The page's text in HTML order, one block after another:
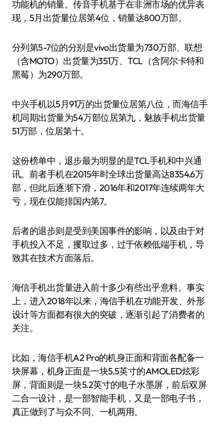
功能机的销量。传音手机基于在非洲市场的优异表
现，5月出货量位居第4位，销量达800万部。
分列第5-7位的分别是vivo出货量为730万部、联想
（含MOTO）出货量为351万、TCL（含阿尔卡特和
黑莓）为290万部。
中兴手机以5月91万的出货量位居第八位，而海信手
机同期出货量为54万部位居第九，魅族手机出货量
51万部，位居第十。
这份榜单中，退步最为明显的是TCL手机和中兴通
讯。前者手机在2015年时全球出货量高达8354.6万
部，但此后逐渐下滑，2016年和2017年连续两年大
亏，现在仅能排国内第7。
后者的退步则是受到美国事件的影响，以及由于对
手机投入不足，攫取过多，过于依赖低端手机，导
致其在技术方面落后。
海信手机出货量进入前十多少有些出乎意料。事实
上，进入2018年以来，海信手机在功能开发、外形
设计等方面都有很大的突破，逐渐引起了消费者的
关注。
比如，海信手机A2 Pro的机身正面和背面各配备一
块屏幕，机身正面是一块5.5英寸的AMOLED炫彩
屏，背面则是一块5.2英寸的电子水墨屏，前后双屏
二合一设计，是一部智能手机，又是一部电子书，
真正做到了与众不同、一机两用。